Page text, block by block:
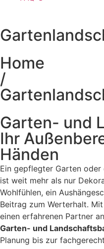
Home
/
Garten- und
Ihr
Händen
Ein gepflegter Garten
ist weit mehr als nur
Wohlfühlen, ein
Beitrag zum Werterhalt.
einen erfahrenen Partner
Garten- und
Planung bis zur